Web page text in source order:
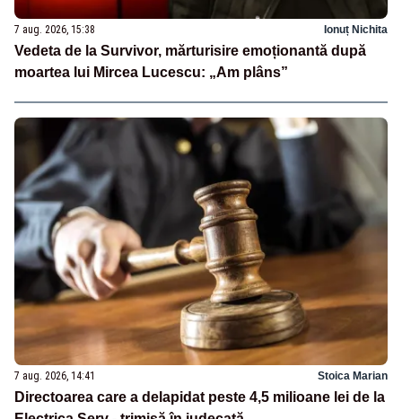
7 aug. 2026, 15:38 Ionuț Nichita
Vedeta de la Survivor, mărturisire emoționantă după
moartea lui Mircea Lucescu: „Am plâns”
7 aug. 2026, 14:41 Stoica Marian
Directoarea care a delapidat peste 4,5 milioane lei de la